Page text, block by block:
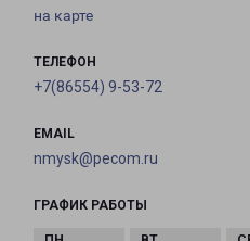
на карте
ТЕЛЕФОН
+7(86554) 9-53-72
EMAIL
nmysk@pecom.ru
ГРАФИК РАБОТЫ